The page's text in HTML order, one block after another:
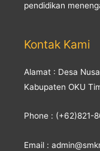
pendidikan
Kontak Kami
Alamat : Desa
Kabupaten OKU
Phone : (+62)821-
Email :